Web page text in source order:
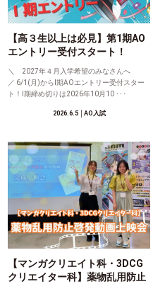
【高３生以上は必見】第1期AO
エントリー受付スタート！
＼ 2027年４月入学希望のみなさんへ
／ 6/1(月)からⅠ期AOエントリー受付スター
ト！Ⅰ期締め切りは2026年10月10 ･･･
2026.6.5│AO入試
【マンガクリエイト科・3DCG
クリエイター科】薬物乱用防止